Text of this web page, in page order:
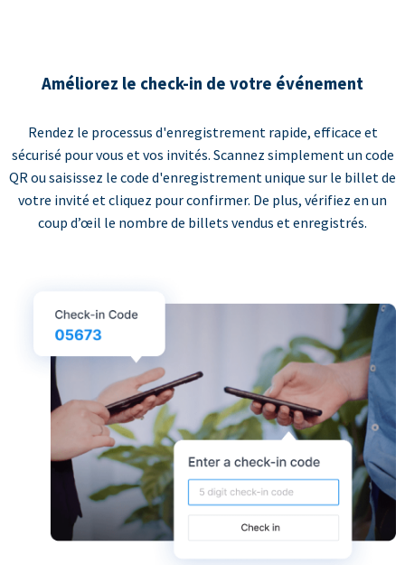
Améliorez le check-in de votre événement
Rendez le processus d'enregistrement rapide, efficace et
sécurisé pour vous et vos invités. Scannez simplement un code
QR ou saisissez le code d'enregistrement unique sur le billet de
votre invité et cliquez pour confirmer. De plus, vérifiez en un
coup d’œil le nombre de billets vendus et enregistrés.